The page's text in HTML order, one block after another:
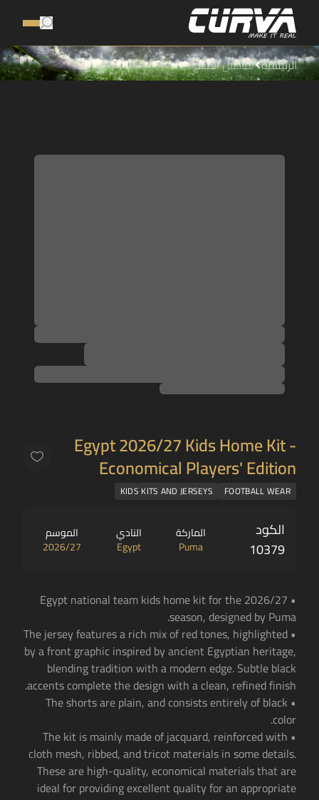
الرئيسية تفاصيل المنتج
Egypt 2026/27 Kids Home Kit -
Economical Players' Edition
FOOTBALL WEAR
KIDS KITS AND JERSEYS
الكود
10379
الماركة
Puma
النادي
Egypt
الموسم
2026/27
• Egypt national team kids home kit for the 2026/27
season, designed by Puma.
• The jersey features a rich mix of red tones, highlighted
by a front graphic inspired by ancient Egyptian heritage,
blending tradition with a modern edge. Subtle black
accents complete the design with a clean, refined finish.
• The shorts are plain, and consists entirely of black
color.
• The kit is mainly made of jacquard, reinforced with
cloth mesh, ribbed, and tricot materials in some details.
These are high-quality, economical materials that are
ideal for providing excellent quality for an appropriate